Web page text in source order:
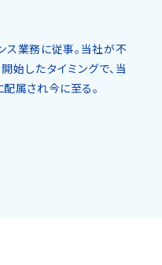
ス業務に従事。当社が不
始したタイミングで、当
属され今に至る。